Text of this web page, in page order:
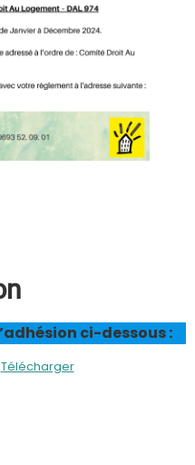
ci-dessous :
Télécharger